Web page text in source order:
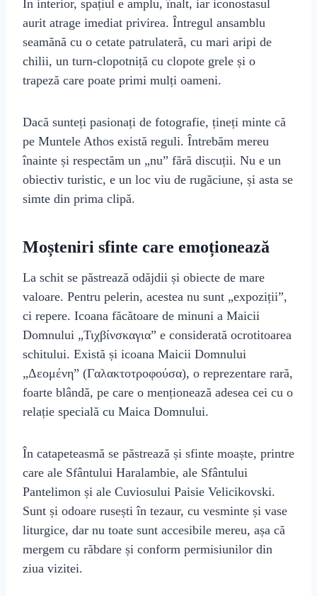
În interior, spațiul e amplu, înalt, iar iconostasul
aurit atrage imediat privirea. Întregul ansamblu
seamănă cu o cetate patrulateră, cu mari aripi de
chilii, un turn-clopotniță cu clopote grele și o
trapeză care poate primi mulți oameni.
Dacă sunteți pasionați de fotografie, țineți minte că
pe Muntele Athos există reguli. Întrebăm mereu
înainte și respectăm un „nu” fără discuții. Nu e un
obiectiv turistic, e un loc viu de rugăciune, și asta se
simte din prima clipă.
Moșteniri sfinte care emoționează
La schit se păstrează odăjdii și obiecte de mare
valoare. Pentru pelerin, acestea nu sunt „expoziții”,
ci repere. Icoana făcătoare de minuni a Maicii
Domnului „Τιχβίνσκαγια” e considerată ocrotitoarea
schitului. Există și icoana Maicii Domnului
„Δεομένη” (Γαλακτοτροφούσα), o reprezentare rară,
foarte blândă, pe care o menționează adesea cei cu o
relație specială cu Maica Domnului.
În catapeteasmă se păstrează și sfinte moaște, printre
care ale Sfântului Haralambie, ale Sfântului
Pantelimon și ale Cuviosului Paisie Velicikovski.
Sunt și odoare rusești în tezaur, cu vesminte și vase
liturgice, dar nu toate sunt accesibile mereu, așa că
mergem cu răbdare și conform permisiunilor din
ziua vizitei.